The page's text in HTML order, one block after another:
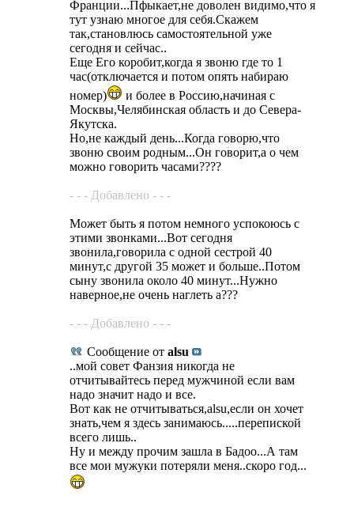
Франции...Пфыкает,не доволен видимо,что я
тут узнаю многое для себя.Скажем
так,становлюсь самостоятельной уже
сегодня и сейчас..
Еще Его коробит,когда я звоню где то 1
час(отключается и потом опять набираю
номер)
и более в Россию,начиная с
Москвы,Челябинская область и до Севера-
Якутска.
Но,не каждый день...Когда говорю,что
звоню своим родным...Он говорит,а о чем
можно говорить часами????
- - - Добавлено - - -
Может быть я потом немного успокоюсь с
этими звонками...Вот сегодня
звонила,говорила с одной сестрой 40
минут,с другой 35 может и больше..Потом
сыну звонила около 40 минут...Нужно
наверное,не очень наглеть а???
- - - Добавлено - - -
Сообщение от alsu
..мой совет Фанзия никогда не
отчитывайтесь перед мужчиной если вам
надо значит надо и все.
Вот как не отчитываться,alsu,если он хочет
знать,чем я здесь занимаюсь.....перепиской
всего лишь..
Ну и между прочим зашла в Бадоо...А там
все мои мужуки потеряли меня..скоро год...